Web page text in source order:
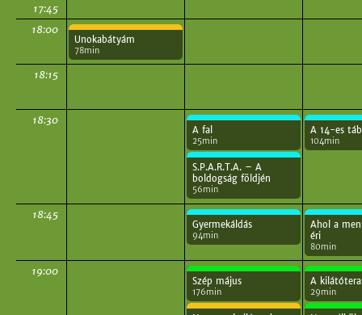
17:45
18:00
Unokabátyám
78min
18:15
18:30
A fal
25min
S.P.A.R.T.A. – A
boldogság földjén
56min
A 14-es
104min
18:45
Gyermekáldás
94min
Ahol a
éri
80min
19:00
Szép május
176min
A
29min